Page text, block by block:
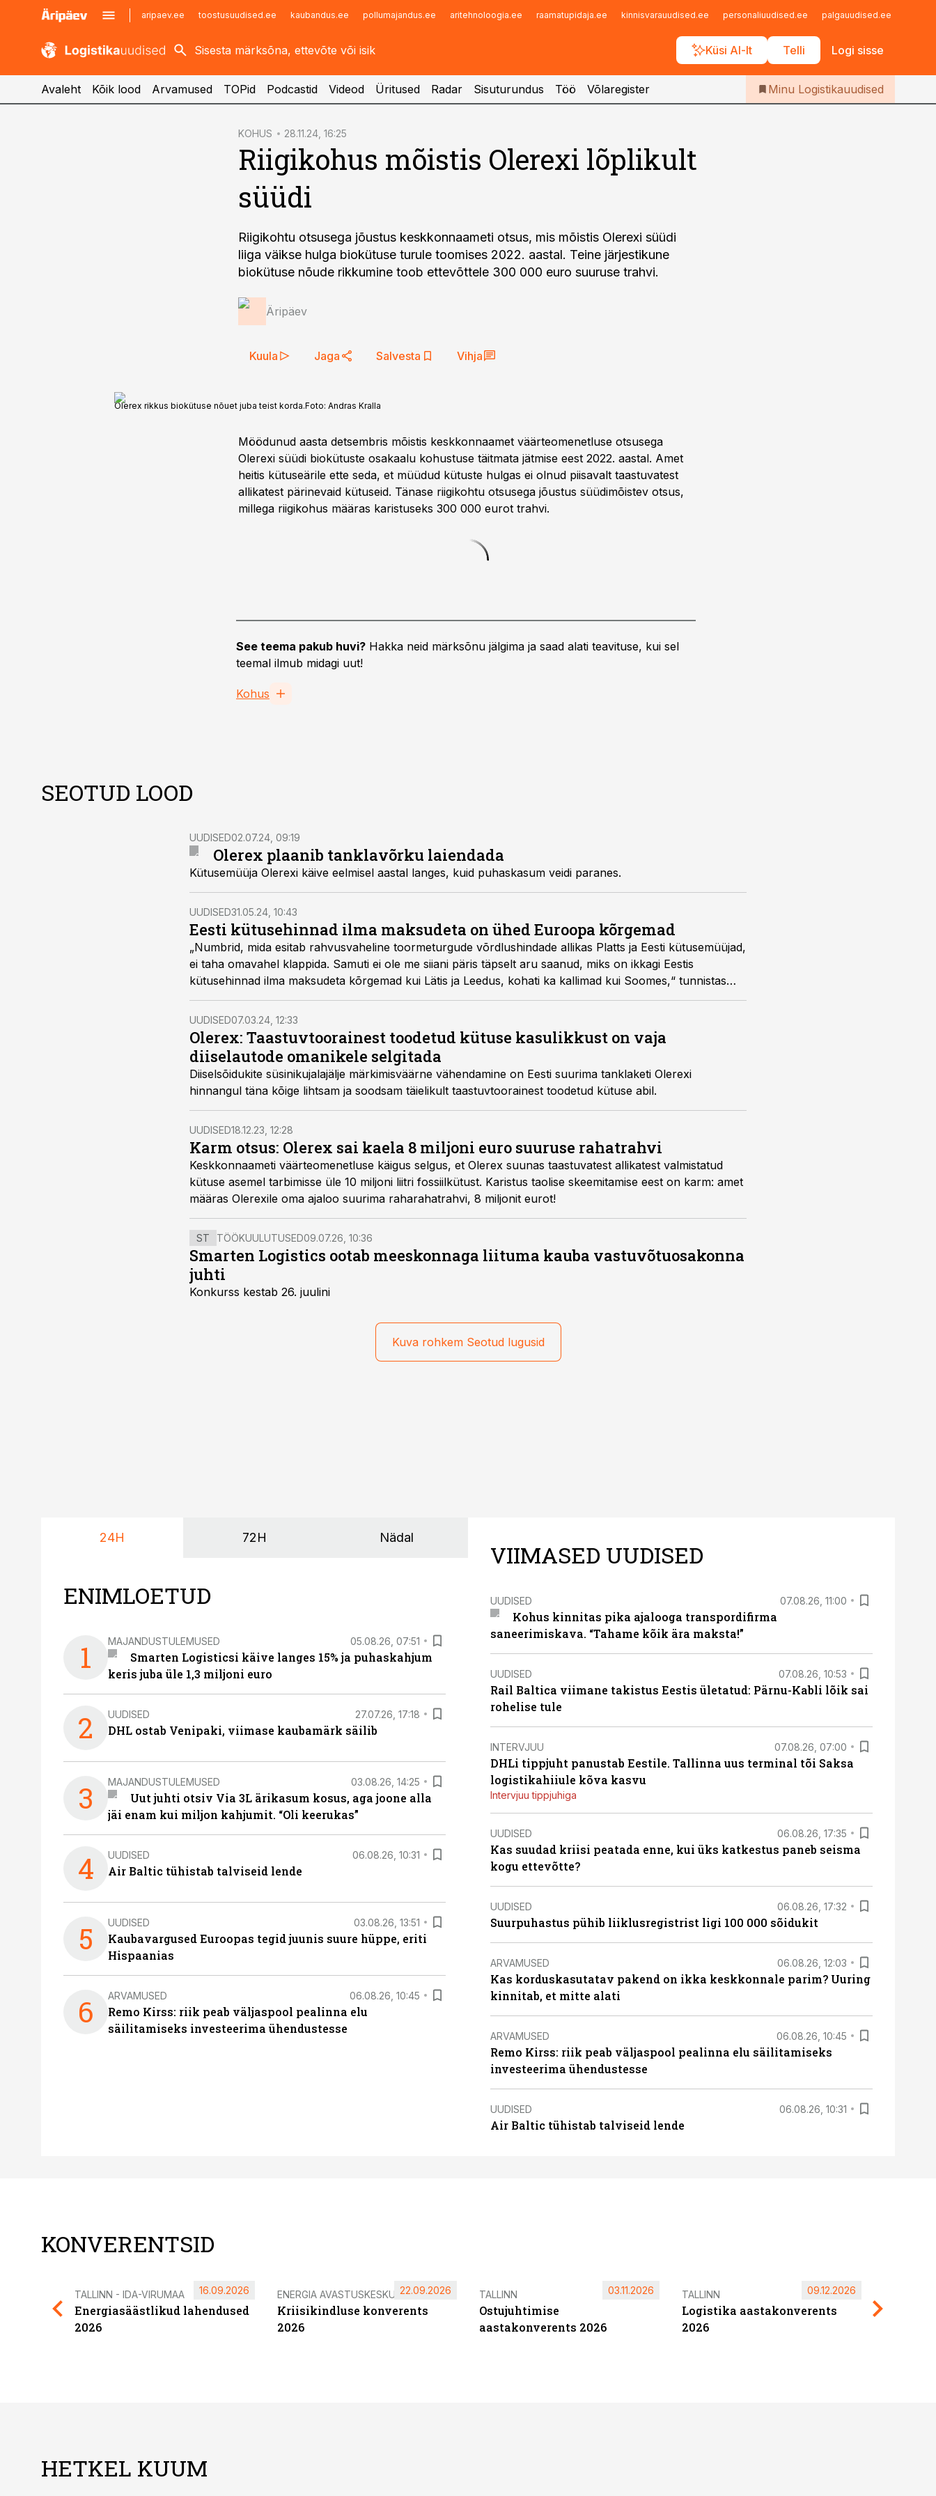
aripaev.ee toostusuudised.ee kaubandus.ee pollumajandus.ee aritehnoloogia.ee raamatupidaja.ee kinnisvarauudised.ee personaliuudised.ee palgauudised.ee
Küsi AI-lt Telli Logi sisse
kaubandus.ee
kinnisvarauudised.ee
imelineajalugu.ee
Infopank
Iseteenindus
Telli Logistikauudised
Avaleht Kõik lood Arvamused TOPid Podcastid Videod Üritused Radar Sisuturundus Töö Võlaregister Minu Logistikauudised
KOHUS 28.11.24, 16:25
Riigikohus mõistis Olerexi lõplikult
süüdi
Riigikohtu otsusega jõustus keskkonnaameti otsus, mis mõistis Olerexi süüdi
liiga väikse hulga biokütuse turule toomises 2022. aastal. Teine järjestikune
biokütuse nõude rikkumine toob ettevõttele 300 000 euro suuruse trahvi.
Äripäev
Kuula Jaga Salvesta Vihja
Olerex rikkus biokütuse nõuet juba teist korda.Foto: Andras Kralla
Möödunud aasta detsembris mõistis keskkonnaamet väärteomenetluse otsusega
Olerexi süüdi biokütuste osakaalu kohustuse täitmata jätmise eest 2022. aastal. Amet
heitis kütuseärile ette seda, et müüdud kütuste hulgas ei olnud piisavalt taastuvatest
allikatest pärinevaid kütuseid. Tänase riigikohtu otsusega jõustus süüdimõistev otsus,
millega riigikohus määras karistuseks 300 000 eurot trahvi.
See teema pakub huvi? Hakka neid märksõnu jälgima ja saad alati teavituse, kui sel
teemal ilmub midagi uut!
Kohus
SEOTUD LOOD
UUDISED02.07.24, 09:19
Olerex plaanib tanklavõrku laiendada
Kütusemüüja Olerexi käive eelmisel aastal langes, kuid puhaskasum veidi paranes.
UUDISED31.05.24, 10:43
Eesti kütusehinnad ilma maksudeta on ühed Euroopa kõrgemad
„Numbrid, mida esitab rahvusvaheline toormeturgude võrdlushindade allikas Platts ja Eesti kütusemüüjad,
ei taha omavahel klappida. Samuti ei ole me siiani päris täpselt aru saanud, miks on ikkagi Eestis
kütusehinnad ilma maksudeta kõrgemad kui Lätis ja Leedus, kohati ka kallimad kui Soomes,“ tunnistas
Konkurentsiameti peadirektor Evelin Pärn-Lee Eesti Varude Keskuse korraldatud kütusepäeval.
UUDISED07.03.24, 12:33
Olerex: Taastuvtoorainest toodetud kütuse kasulikkust on vaja
diiselautode omanikele selgitada
Diiselsõidukite süsinikujalajälje märkimisväärne vähendamine on Eesti suurima tanklaketi Olerexi
hinnangul täna kõige lihtsam ja soodsam täielikult taastuvtoorainest toodetud kütuse abil.
UUDISED18.12.23, 12:28
Karm otsus: Olerex sai kaela 8 miljoni euro suuruse rahatrahvi
Keskkonnaameti väärteomenetluse käigus selgus, et Olerex suunas taastuvatest allikatest valmistatud
kütuse asemel tarbimisse üle 10 miljoni liitri fossiilkütust. Karistus taolise skeemitamise eest on karm: amet
määras Olerexile oma ajaloo suurima raharahatrahvi, 8 miljonit eurot!
ST TÖÖKUULUTUSED09.07.26, 10:36
Smarten Logistics ootab meeskonnaga liituma kauba vastuvõtuosakonna
juhti
Konkurss kestab 26. juulini
Kuva rohkem Seotud lugusid
24H 72H Nädal
ENIMLOETUD
1 MAJANDUSTULEMUSED 05.08.26, 07:51
Smarten Logisticsi käive langes 15% ja puhaskahjum
keris juba üle 1,3 miljoni euro
2 UUDISED 27.07.26, 17:18
DHL ostab Venipaki, viimase kaubamärk säilib
3 MAJANDUSTULEMUSED 03.08.26, 14:25
Uut juhti otsiv Via 3L ärikasum kosus, aga joone alla
jäi enam kui miljon kahjumit. “Oli keerukas”
4 UUDISED 06.08.26, 10:31
Air Baltic tühistab talviseid lende
5 UUDISED 03.08.26, 13:51
Kaubavargused Euroopas tegid juunis suure hüppe, eriti
Hispaanias
6 ARVAMUSED 06.08.26, 10:45
Remo Kirss: riik peab väljaspool pealinna elu
säilitamiseks investeerima ühendustesse
VIIMASED UUDISED
UUDISED 07.08.26, 11:00
Kohus kinnitas pika ajalooga transpordifirma
saneerimiskava. “Tahame kõik ära maksta!”
UUDISED 07.08.26, 10:53
Rail Baltica viimane takistus Eestis ületatud: Pärnu-Kabli lõik sai
rohelise tule
INTERVJUU 07.08.26, 07:00
DHLi tippjuht panustab Eestile. Tallinna uus terminal tõi Saksa
logistikahiiule kõva kasvu
Intervjuu tippjuhiga
UUDISED 06.08.26, 17:35
Kas suudad kriisi peatada enne, kui üks katkestus paneb seisma
kogu ettevõtte?
UUDISED 06.08.26, 17:32
Suurpuhastus pühib liiklusregistrist ligi 100 000 sõidukit
ARVAMUSED 06.08.26, 12:03
Kas korduskasutatav pakend on ikka keskkonnale parim? Uuring
kinnitab, et mitte alati
ARVAMUSED 06.08.26, 10:45
Remo Kirss: riik peab väljaspool pealinna elu säilitamiseks
investeerima ühendustesse
UUDISED 06.08.26, 10:31
Air Baltic tühistab talviseid lende
KONVERENTSID
TALLINN - IDA-VIRUMAA
Energiasäästlikud lahendused
2026
16.09.2026 ENERGIA AVASTUSKESKUS
Kriisikindluse konverents
2026
22.09.2026 TALLINN
Ostujuhtimise
aastakonverents 2026
03.11.2026 TALLINN
Logistika aastakonverents
2026
09.12.2026
HETKEL KUUM